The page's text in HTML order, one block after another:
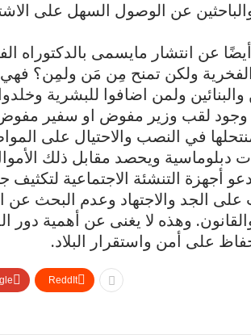
عن الوصول السهل على
أيضًا عن انتشار مايسمى بالدكتوراه
الفخرية ولكن تمنح مِن مَن ولمِن؟
ولمن اضافوا للبشرية
وجود لقب وزير مفوض او سفير
في النصب والاحتيال على
دبلوماسية ويحصد مقابل ذلك
أجهزة التنشئة الاجتماعية
على الجد والاجتهاد وعدم البحث
وهذه لا يغنى عن أهمية دور
على أمن واستقرار البلاد.
ReddIt